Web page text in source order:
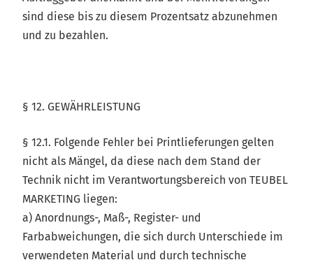
sind diese bis zu diesem Prozentsatz abzunehmen
und zu bezahlen.
§ 12. GEWÄHRLEISTUNG
§ 12.1. Folgende Fehler bei Printlieferungen gelten
nicht als Mängel, da diese nach dem Stand der
Technik nicht im Verantwortungsbereich von TEUBEL
MARKETING liegen:
a) Anordnungs-, Maß-, Register- und
Farbabweichungen, die sich durch Unterschiede im
verwendeten Material und durch technische